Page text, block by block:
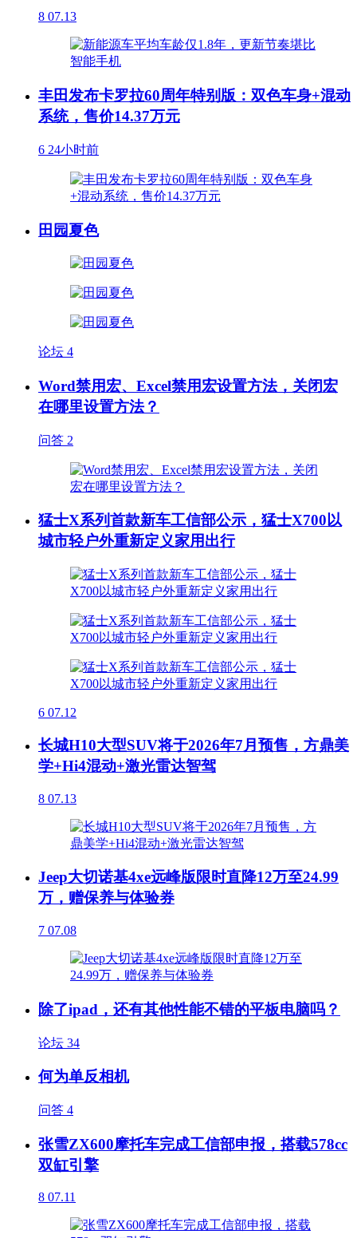
8 07.13
丰田发布卡罗拉60周年特别版：双色车身+混动
系统，售价14.37万元
6 24小时前
田园夏色
论坛 4
Word禁用宏、Excel禁用宏设置方法，关闭宏
在哪里设置方法？
问答 2
猛士X系列首款新车工信部公示，猛士X700以
城市轻户外重新定义家用出行
6 07.12
长城H10大型SUV将于2026年7月预售，方鼎美
学+Hi4混动+激光雷达智驾
8 07.13
Jeep大切诺基4xe远峰版限时直降12万至24.99
万，赠保养与体验券
7 07.08
除了ipad，还有其他性能不错的平板电脑吗？
论坛 34
何为单反相机
问答 4
张雪ZX600摩托车完成工信部申报，搭载578cc
双缸引擎
8 07.11